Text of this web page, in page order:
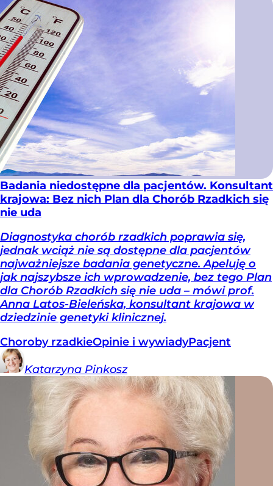
Badania niedostępne dla pacjentów. Konsultant
krajowa: Bez nich Plan dla Chorób Rzadkich się
nie uda
Diagnostyka chorób rzadkich poprawia się,
jednak wciąż nie są dostępne dla pacjentów
najważniejsze badania genetyczne. Apeluję o
jak najszybsze ich wprowadzenie, bez tego Plan
dla Chorób Rzadkich się nie uda – mówi prof.
Anna Latos-Bieleńska, konsultant krajowa w
dziedzinie genetyki klinicznej.
Choroby rzadkieOpinie i wywiadyPacjent
Katarzyna Pinkosz